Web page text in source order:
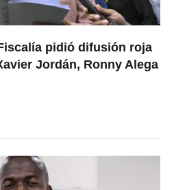
pidió difusión roja
Jordán, Ronny Alega